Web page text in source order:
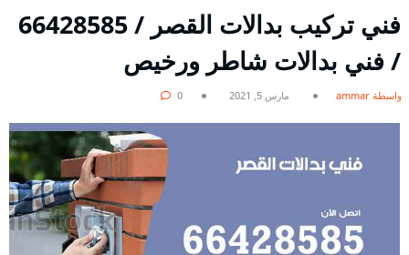
فني تركيب بدالات القصر / 66428585
/ فني بدالات شاطر ورخيص
بواسطة ammar مارس 5, 2021 0